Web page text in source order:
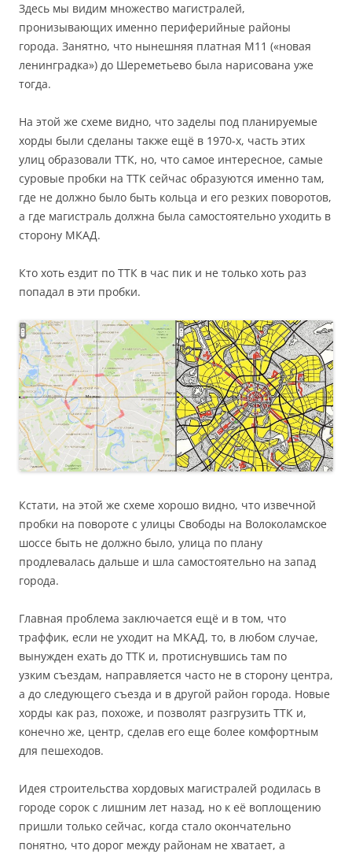
Здесь мы видим множество магистралей,
пронизывающих именно периферийные районы
города. Занятно, что нынешняя платная М11 («новая
ленинградка») до Шереметьево была нарисована уже
тогда.
На этой же схеме видно, что заделы под планируемые
хорды были сделаны также ещё в 1970-х, часть этих
улиц образовали ТТК, но, что самое интересное, самые
суровые пробки на ТТК сейчас образуются именно там,
где не должно было быть кольца и его резких поворотов,
а где магистраль должна была самостоятельно уходить в
сторону МКАД.
Кто хоть ездит по ТТК в час пик и не только хоть раз
попадал в эти пробки.
Кстати, на этой же схеме хорошо видно, что извечной
пробки на повороте с улицы Свободы на Волоколамское
шоссе быть не должно было, улица по плану
продлевалась дальше и шла самостоятельно на запад
города.
Главная проблема заключается ещё и в том, что
траффик, если не уходит на МКАД, то, в любом случае,
вынужден ехать до ТТК и, протиснувшись там по
узким съездам, направляется часто не в сторону центра,
а до следующего съезда и в другой район города. Новые
хорды как раз, похоже, и позволят разгрузить ТТК и,
конечно же, центр, сделав его еще более комфортным
для пешеходов.
Идея строительства хордовых магистралей родилась в
городе сорок с лишним лет назад, но к её воплощению
пришли только сейчас, когда стало окончательно
понятно, что дорог между районам не хватает, а